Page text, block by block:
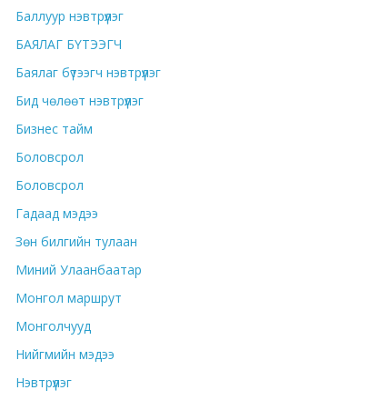
Баллуур нэвтрүүлэг
БАЯЛАГ БҮТЭЭГЧ
Баялаг бүтээгч нэвтрүүлэг
Бид чөлөөт нэвтрүүлэг
Бизнес тайм
Боловсрол
Боловсрол
Гадаад мэдээ
Зөн билгийн тулаан
Миний Улаанбаатар
Монгол маршрут
Монголчууд
Нийгмийн мэдээ
Нэвтрүүлэг